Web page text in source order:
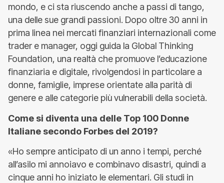
mondo, e ci sta riuscendo anche a passi di tango,
una delle sue grandi passioni. Dopo oltre 30 anni in
prima linea nei mercati finanziari internazionali come
trader e manager, oggi guida la Global Thinking
Foundation, una realtà che promuove l’educazione
finanziaria e digitale, rivolgendosi in particolare a
donne, famiglie, imprese orientate alla parità di
genere e alle categorie più vulnerabili della società.
Come si diventa una delle Top 100 Donne
Italiane secondo Forbes del 2019?
«Ho sempre anticipato di un anno i tempi, perché
all’asilo mi annoiavo e combinavo disastri, quindi a
cinque anni ho iniziato le elementari. Gli studi in